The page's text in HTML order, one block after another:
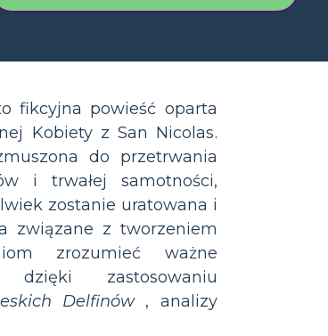
fikcyjna powieść oparta
Kobiety z San Nicolas.
do przetrwania
i trwałej samotności,
zostanie uratowana i
związane z tworzeniem
zrozumieć ważne
zastosowaniu
Delfinów, analizy